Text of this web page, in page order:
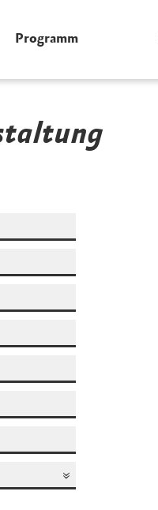
Programm
angegeben.